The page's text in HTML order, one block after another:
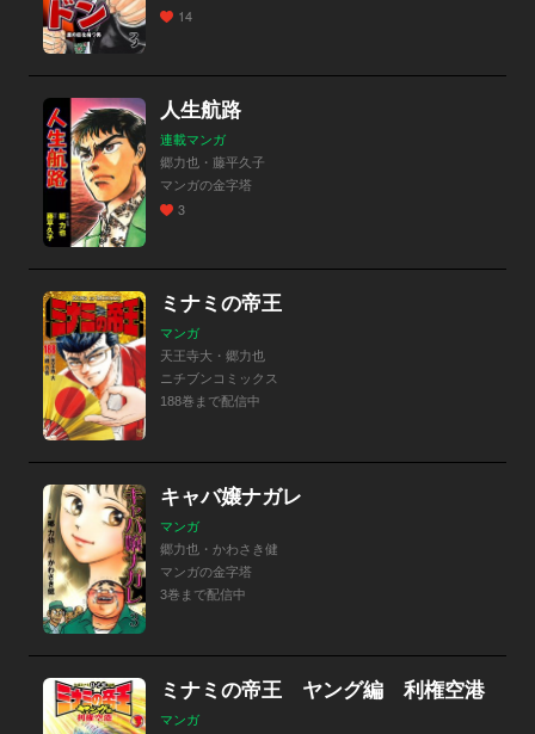
14
人生航路
連載マンガ
郷力也・藤平久子
マンガの金字塔
3
ミナミの帝王
マンガ
天王寺大・郷力也
ニチブンコミックス
188巻まで配信中
キャバ嬢ナガレ
マンガ
郷力也・かわさき健
マンガの金字塔
3巻まで配信中
ミナミの帝王 ヤング編 利権空港
マンガ